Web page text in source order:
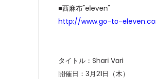
■西麻布"eleven"
http://www.go-to-
タイトル：Shari Vari
開催日：3月21日（木）